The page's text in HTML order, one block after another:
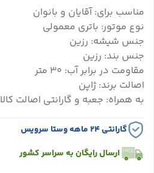
مناسب برای: آقایان و بانوان
نوع موتور: باتری معمولی
جنس شیشه: رزین
جنس بند: رزین
مقاومت در برابر آب: 30 متر
اصالت برند: ژاپن
به همراه: جعبه و گارانتی اصالت کالا
گارانتی ۲۴ ماهه وستا سرویس
ارسال رایگان به سراسر کشور